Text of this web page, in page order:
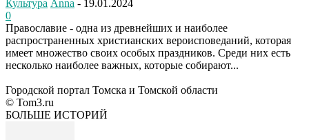
Культура Anna - 19.01.2024
0
Православие - одна из древнейших и наиболее
распространенных христианских вероисповеданий, которая
имеет множество своих особых праздников. Среди них есть
несколько наиболее важных, которые собирают...
Городской портал Томска и Томской области
© Tom3.ru
БОЛЬШЕ ИСТОРИЙ